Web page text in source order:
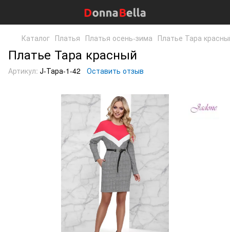
Каталог Платья Платья осень-зима Платье Тара
Платье Тара красный
Артикул: J-Тара-1-42 Оставить отзыв